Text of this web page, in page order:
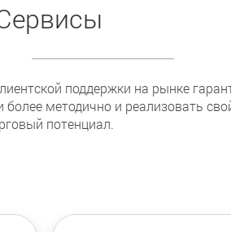
поддержки на рынке
методично и реализовать
потенциал.